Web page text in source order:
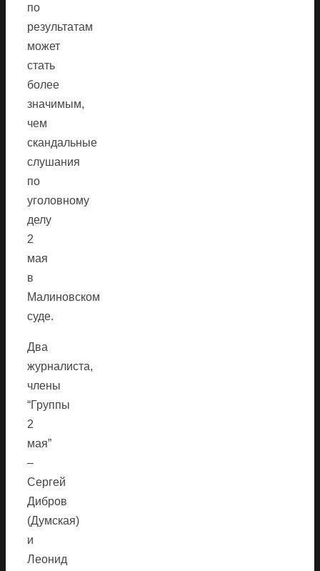
по
результатам
может
стать
более
значимым,
чем
скандальные
слушания
по
уголовному
делу
2
мая
в
Малиновском
суде.
Два
журналиста,
члены
“Группы
2
мая”
–
Сергей
Дибров
(Думская)
и
Леонид